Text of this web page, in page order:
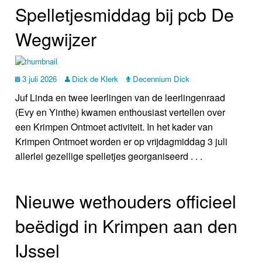
Spelletjesmiddag bij pcb De
Wegwijzer
3 juli 2026 Dick de Klerk Decennium Dick
Juf Linda en twee leerlingen van de leerlingenraad
(Evy en Yinthe) kwamen enthousiast vertellen over
een Krimpen Ontmoet activiteit. In het kader van
Krimpen Ontmoet worden er op vrijdagmiddag 3 juli
allerlei gezellige spelletjes georganiseerd . . .
Nieuwe wethouders officieel
beëdigd in Krimpen aan den
IJssel